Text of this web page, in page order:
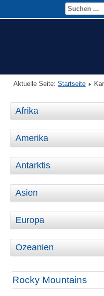
Aktuelle Seite: Startseite
Afrika
Amerika
Antarktis
Asien
Europa
Ozeanien
Rocky Mountains